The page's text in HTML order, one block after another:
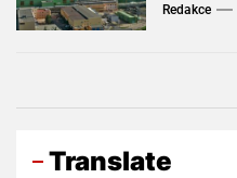
Redakce
Translate